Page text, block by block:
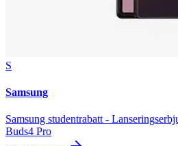
S
Samsung
Samsung studentrabatt -
Buds4 Pro